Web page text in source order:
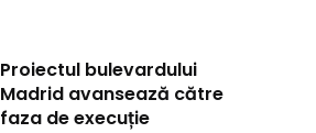
Proiectul bulevardului
Madrid avansează către
faza de execuție